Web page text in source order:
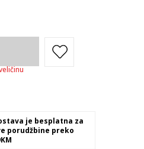
je besplatna za
porudžbine preko